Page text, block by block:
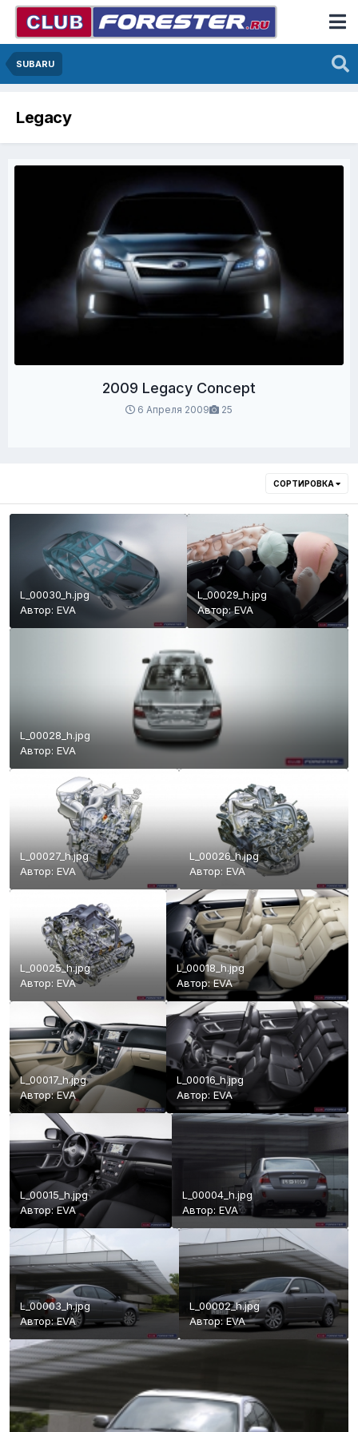
SUBARU
Legacy
2009 Legacy Concept
6 Апреля 2009 25
СОРТИРОВКА
L_00030_h.jpg
Автор: EVA
L_00029_h.jpg
Автор:EVA
L_00028_h.jpg
Автор: EVA
L_00027_h.jpg
Автор: EVA
L_00026_h.jpg
Автор: EVA
L_00025_h.jpg
Автор: EVA
L_00018_h.jpg
Автор:EVA
L_00017_h.jpg
Автор:EVA
L_00016_h.jpg
Автор: EVA
L_00015_h.jpg
Автор:EVA
L_00004_h.jpg
Автор: EVA
L_00003_h.jpg
Автор:EVA
L_00002_h.jpg
Автор:EVA